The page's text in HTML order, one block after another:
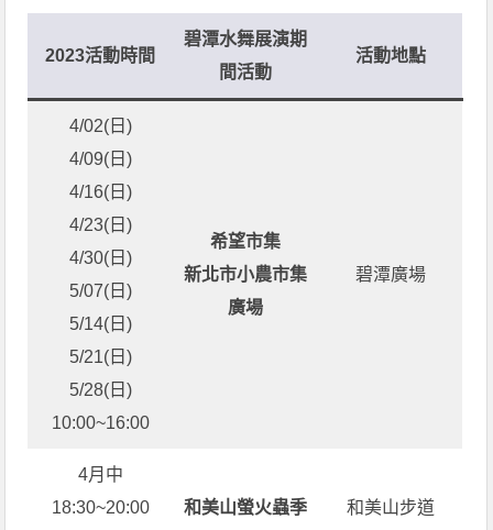
2023活動時間
碧潭水舞展演期
間活動
活動地點
4/02(日)
4/09(日)
4/16(日)
4/23(日)
4/30(日)
5/07(日)
5/14(日)
5/21(日)
5/28(日)
10:00~16:00
希望市集
新北市小農市集
廣場
碧潭廣場
4月中
18:30~20:00
和美山螢火蟲季 和美山步道